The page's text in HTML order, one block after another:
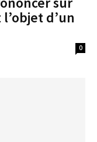
d’un
0